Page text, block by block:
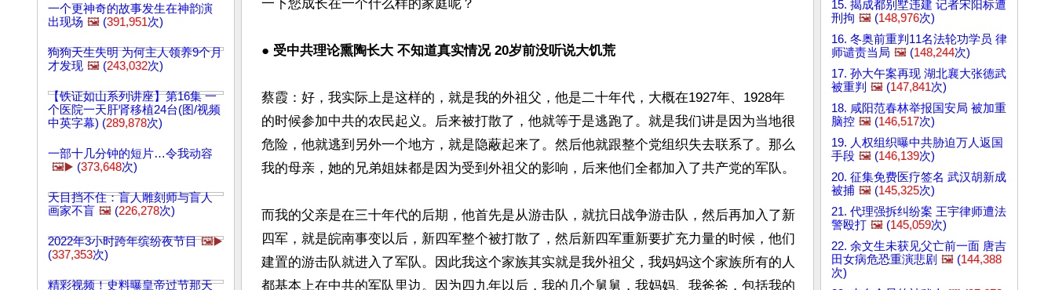
一个更神奇的故事发生在神韵演
出现场 🖼️ (391,951次)
狗狗天生失明 为何主人领养9个月
才发现 🖼️ (243,032次)
【铁证如山系列讲座】第16集 一
个医院一天肝肾移植24台(图/视频
中英字幕) (289,878次)
一部十几分钟的短片…令我动容
🖼️▶️ (373,648次)
天目挡不住：盲人雕刻师与盲人
画家不盲 🖼️ (226,278次)
2022年3小时跨年缤纷夜节目 🖼️▶️
(337,353次)
精彩视频！史料曝皇帝过节那天
一下您成长在一个什么样的家庭呢？
● 受中共理论熏陶长大 不知道真实情况 20岁前没听说大饥荒
蔡霞：好，我实际上是这样的，就是我的外祖父，他是二十年代，大概在1927年、1928年
的时候参加中共的农民起义。后来被打散了，他就等于是逃跑了。就是我们讲是因为当地很
危险，他就逃到另外一个地方，就是隐蔽起来了。然后他就跟整个党组织失去联系了。那么
我的母亲，她的兄弟姐妹都是因为受到外祖父的影响，后来他们全都加入了共产党的军队。
而我的父亲是在三十年代的后期，他首先是从游击队，就抗日战争游击队，然后再加入了新
四军，就是皖南事变以后，新四军整个被打散了，然后新四军重新要扩充力量的时候，他们
建置的游击队就进入了军队。因此我这个家族其实就是我外祖父，我妈妈这个家族所有的人
都基本上在中共的军队里边。因为四九年以后，我的几个舅舅，我妈妈、我爸爸，包括我的
15. 揭成都别墅违建 记者宋阳标遭
刑拘 🖼️ (148,976次)
16. 冬奥前重判11名法轮功学员 律
师谴责当局 🖼️ (148,244次)
17. 孙大午案再现 湖北襄大张德武
被重判 🖼️ (147,841次)
18. 咸阳范春林举报国安局 被加重
脑控 🖼️ (146,517次)
19. 人权组织曝中共胁迫万人返国
手段 🖼️ (146,139次)
20. 征集免费医疗签名 武汉胡新成
被捕 🖼️ (145,325次)
21. 代理强拆纠纷案 王宇律师遭法
警殴打 🖼️ (145,059次)
22. 余文生未获见父亡前一面 唐吉
田女病危恐重演悲剧 🖼️ (144,388
次)